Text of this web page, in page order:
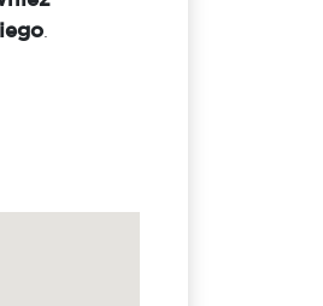
.